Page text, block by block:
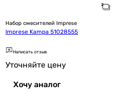
Набор смесителей Imprese
Imprese Kampa 51028555
Написать отзыв
Уточняйте цену
Хочу аналог